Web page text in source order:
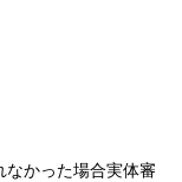
かった場合実体審